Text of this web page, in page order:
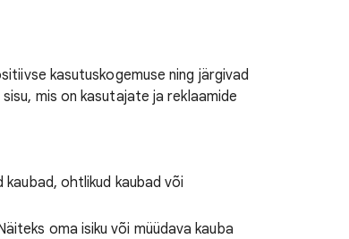
kasutuskogemuse ning järgivad
mis on kasutajate ja reklaamide
ohtlikud kaubad või
oma isiku või müüdava kauba